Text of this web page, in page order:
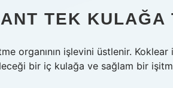
TEK KULAĞA
organının işlevini üstlenir. Koklear
bir iç kulağa ve sağlam bir